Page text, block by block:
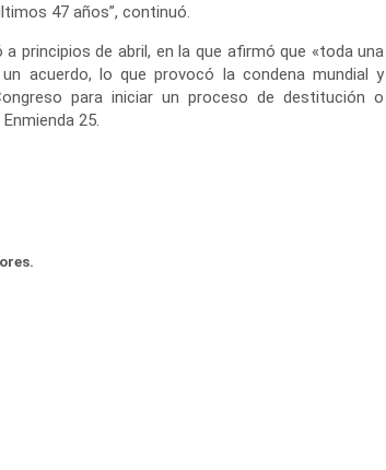
47 años”, continuó.
principios de abril, en la que afirmó que «toda una
acuerdo, lo que provocó la condena mundial y
para iniciar un proceso de destitución o
25.